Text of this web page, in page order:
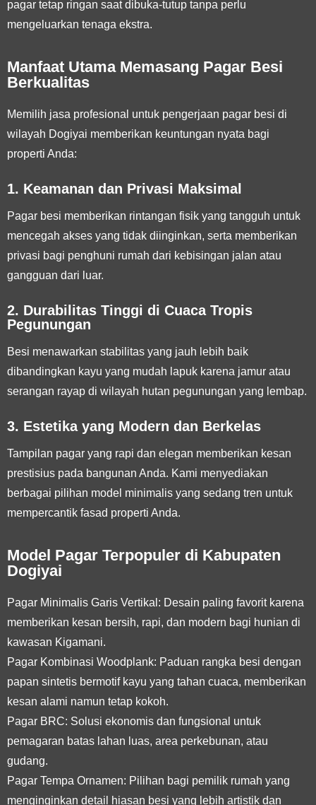
pagar tetap ringan saat dibuka-tutup tanpa perlu
mengeluarkan tenaga ekstra.
Manfaat Utama Memasang Pagar Besi
Berkualitas
Memilih jasa profesional untuk pengerjaan pagar besi di
wilayah Dogiyai memberikan keuntungan nyata bagi
properti Anda:
1. Keamanan dan Privasi Maksimal
Pagar besi memberikan rintangan fisik yang tangguh untuk
mencegah akses yang tidak diinginkan, serta memberikan
privasi bagi penghuni rumah dari kebisingan jalan atau
gangguan dari luar.
2. Durabilitas Tinggi di Cuaca Tropis
Pegunungan
Besi menawarkan stabilitas yang jauh lebih baik
dibandingkan kayu yang mudah lapuk karena jamur atau
serangan rayap di wilayah hutan pegunungan yang lembap.
3. Estetika yang Modern dan Berkelas
Tampilan pagar yang rapi dan elegan memberikan kesan
prestisius pada bangunan Anda. Kami menyediakan
berbagai pilihan model minimalis yang sedang tren untuk
mempercantik fasad properti Anda.
Model Pagar Terpopuler di Kabupaten
Dogiyai
Pagar Minimalis Garis Vertikal: Desain paling favorit karena
memberikan kesan bersih, rapi, dan modern bagi hunian di
kawasan Kigamani.
Pagar Kombinasi Woodplank: Paduan rangka besi dengan
papan sintetis bermotif kayu yang tahan cuaca, memberikan
kesan alami namun tetap kokoh.
Pagar BRC: Solusi ekonomis dan fungsional untuk
pemagaran batas lahan luas, area perkebunan, atau
gudang.
Pagar Tempa Ornamen: Pilihan bagi pemilik rumah yang
menginginkan detail hiasan besi yang lebih artistik dan